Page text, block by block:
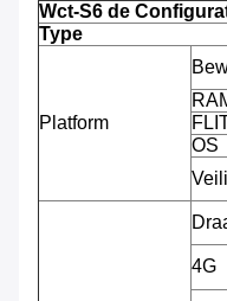
Wct-S6 de
Type
Platform
OS
4G